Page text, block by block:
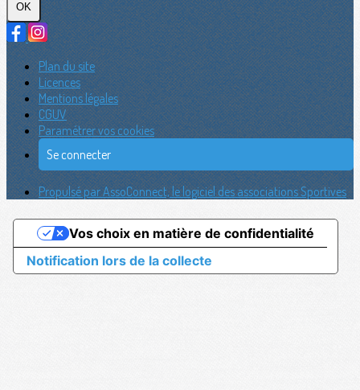
OK
Plan du site
Licences
Mentions légales
CGUV
Paramétrer vos cookies
Se connecter
Propulsé par AssoConnect, le logiciel des associations Sportives
Notification lors de la collecte
Vos choix en matière de confidentialité